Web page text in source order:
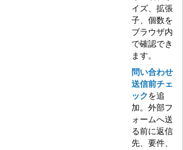
イズ、拡張
子、個数を
ブラウザ内
で確認でき
ます。
問い合わせ
送信前チェ
ックを追
加。外部フ
ォームへ送
る前に返信
先、要件、